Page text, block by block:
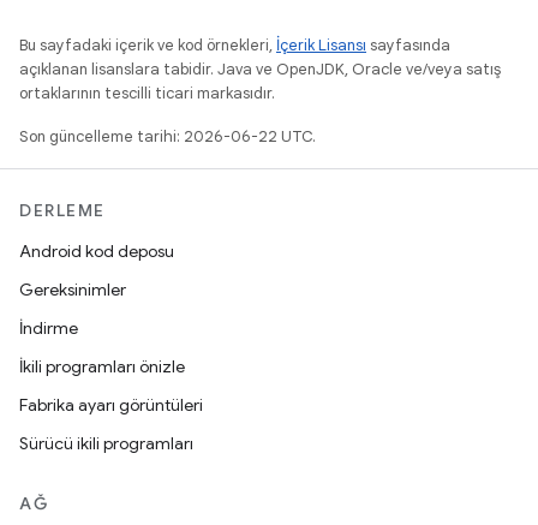
Bu sayfadaki içerik ve kod örnekleri, İçerik Lisansı sayfasında
açıklanan lisanslara tabidir. Java ve OpenJDK, Oracle ve/veya satış
ortaklarının tescilli ticari markasıdır.
Son güncelleme tarihi: 2026-06-22 UTC.
DERLEME
Android kod deposu
Gereksinimler
İndirme
İkili programları önizle
Fabrika ayarı görüntüleri
Sürücü ikili programları
AĞ